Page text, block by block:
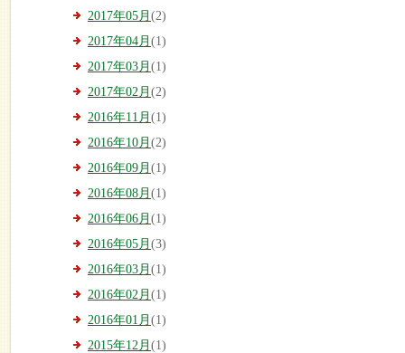
2017年05月 (2)
2017年04月 (1)
2017年03月 (1)
2017年02月 (2)
2016年11月 (1)
2016年10月 (2)
2016年09月 (1)
2016年08月 (1)
2016年06月 (1)
2016年05月 (3)
2016年03月 (1)
2016年02月 (1)
2016年01月 (1)
2015年12月 (1)